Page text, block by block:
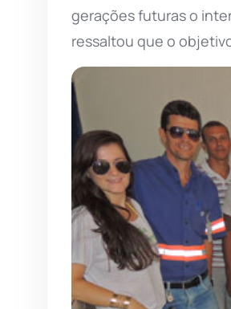
gerações futuras o
ressaltou que o